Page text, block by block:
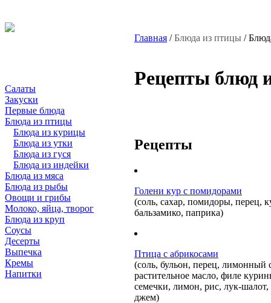
Салаты
Закуски
Первые блюда
Блюда из птицы
Блюда из курицы
Блюда из утки
Блюда из гуся
Блюда из индейки
Блюда из мяса
Блюда из рыбы
Овощи и грибы
Молоко, яйца, творог
Блюда из круп
Соусы
Десерты
Выпечка
Кремы
Напитки
Главная /Блюда из птицы /
Рецепты блюд
Рецепты
Голени кур с помидорами
(соль, сахар, помидоры, перец,
бальзамико, паприка)
Птица с абрикосами
(соль, бульон, перец, лимонный
растительное масло, филе
семечки, лимон, рис, лук-
джем)